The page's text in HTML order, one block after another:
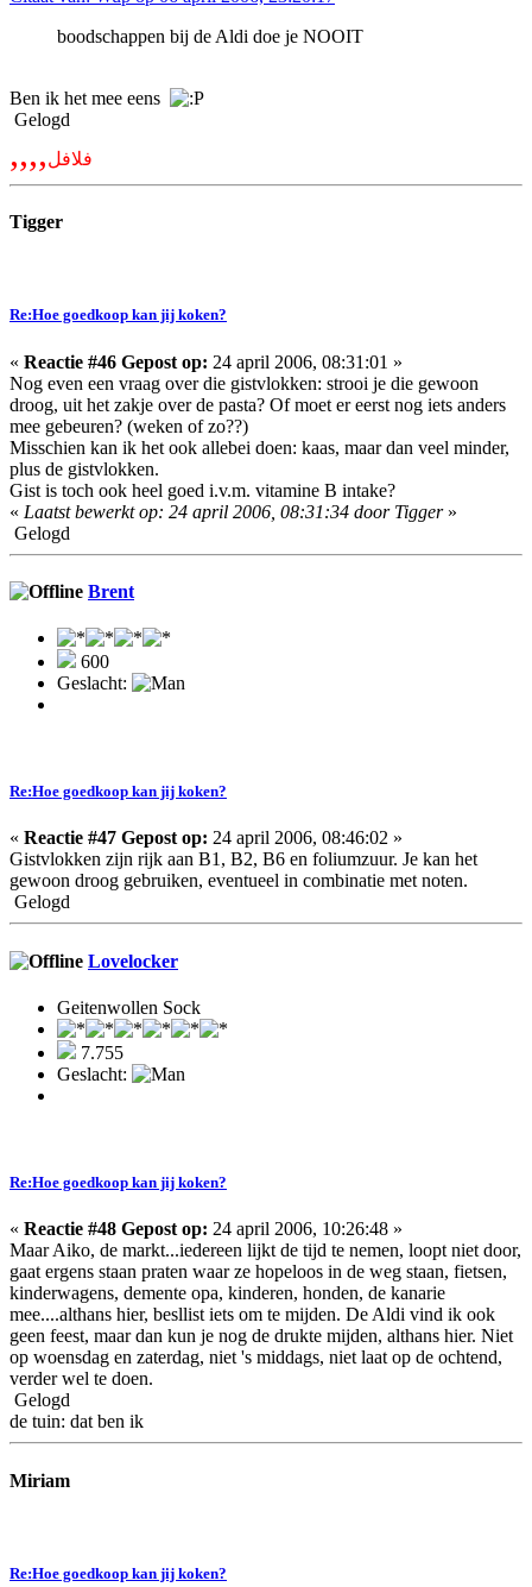
boodschappen bij de Aldi doe je NOOIT
Ben ik het mee eens
Gelogd
,,,,فلافل
Tigger
Re:Hoe goedkoop kan jij koken?
« Reactie #46 Gepost op: 24 april 2006, 08:31:01 »
Nog even een vraag over die gistvlokken: strooi je die gewoon
droog, uit het zakje over de pasta? Of moet er eerst nog iets anders
mee gebeuren? (weken of zo??)
Misschien kan ik het ook allebei doen: kaas, maar dan veel minder,
plus de gistvlokken.
Gist is toch ook heel goed i.v.m. vitamine B intake?
« Laatst bewerkt op: 24 april 2006, 08:31:34 door Tigger»
Gelogd
Brent
600
Geslacht:
Re:Hoe goedkoop kan jij koken?
« Reactie #47 Gepost op: 24 april 2006, 08:46:02 »
Gistvlokken zijn rijk aan B1, B2, B6 en foliumzuur. Je kan het
gewoon droog gebruiken, eventueel in combinatie met noten.
Gelogd
Lovelocker
Geitenwollen Sock
7.755
Geslacht:
Re:Hoe goedkoop kan jij koken?
« Reactie #48 Gepost op: 24 april 2006, 10:26:48 »
Maar Aiko, de markt...iedereen lijkt de tijd te nemen, loopt niet door,
gaat ergens staan praten waar ze hopeloos in de weg staan, fietsen,
kinderwagens, demente opa, kinderen, honden, de kanarie
mee....althans hier, besllist iets om te mijden. De Aldi vind ik ook
geen feest, maar dan kun je nog de drukte mijden, althans hier. Niet
op woensdag en zaterdag, niet 's middags, niet laat op de ochtend,
verder wel te doen.
Gelogd
de tuin: dat ben ik
Miriam
Re:Hoe goedkoop kan jij koken?